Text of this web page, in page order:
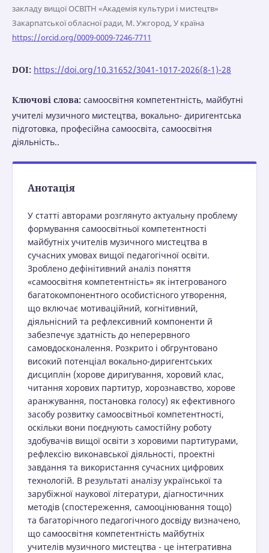
закладу вищої OCBITH «Академія культури і мистецтв»
Закарпатської обласної ради, M. Ужгород, У країна
https://orcid.org/0009-0009-7246-7711
DOI: https://doi.org/10.31652/3041-1017-2026(8-1)-28
Ключові слова: самоосвітня компетентність, майбутні
учителі музичного мистецтва, вокально- диригентська
підготовка, професійна самоосвіта, самоосвітня
діяльність..
Анотація
У статті авторами розглянуто актуальну проблему
формування самоосвітньої компетентності
майбутніх учителів музичного мистецтва в
сучасних умовах вищої педагогічної освіти.
Зроблено дефінітивний аналіз поняття
«самоосвітня компетентність» як інтегрованого
багатокомпонентного особистісного утворення,
що включає мотиваційний, когнітивний,
діяльнісний та рефлексивний компоненти й
забезпечує здатність до неперервного
самовдосконалення. Розкрито і обгрунтовано
високий потенціал вокально-диригентських
дисциплін (хорове диригування, хоровий клас,
читання хорових партитур, хорознавство, хорове
аранжування, постановка голосу) як ефективного
засобу розвитку самоосвітньої компетентності,
оскільки вони поєднують самостійну роботу
здобувачів вищої освіти з хоровими партитурами,
рефлексію виконавської діяльності, проектні
завдання та використання сучасних цифрових
технологій. В результаті аналізу української та
зарубіжної наукової літератури, діагностичних
методів (спостереження, самооцінювання тощо)
та багаторічного педагогічного досвіду визначено,
що самоосвітня компетентність майбутніх
учителів музичного мистецтва - це інтегративна